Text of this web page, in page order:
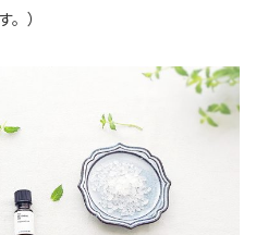
）